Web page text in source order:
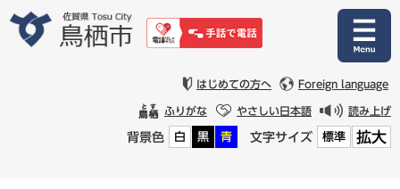
はじめての方へ Foreign language
ふりがな やさしい日本語 読み上げ
背景色 白 黒 青 文字サイズ 標準 拡大